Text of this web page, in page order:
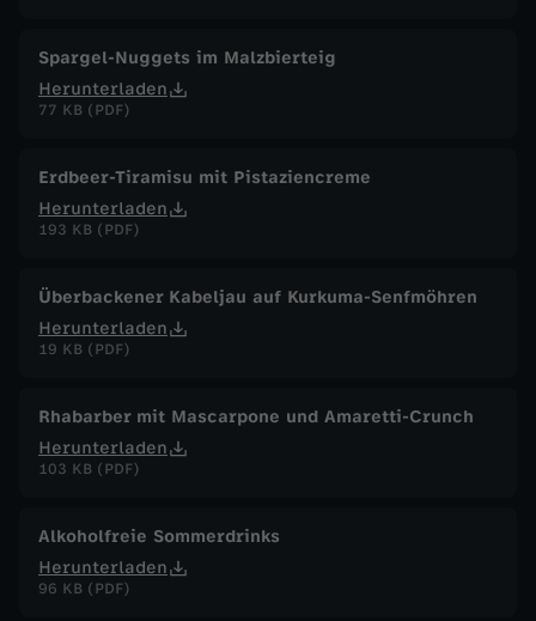
Spargel-Nuggets im Malzbierteig
Herunterladen
77 KB (PDF)
Erdbeer-Tiramisu mit Pistaziencreme
Herunterladen
193 KB (PDF)
Überbackener Kabeljau auf Kurkuma-Senfmöhren
Herunterladen
19 KB (PDF)
Rhabarber mit Mascarpone und Amaretti-Crunch
Herunterladen
103 KB (PDF)
Alkoholfreie Sommerdrinks
Herunterladen
96 KB (PDF)